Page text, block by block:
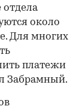
отдела
около
Для многих
платежи
Забрамный.